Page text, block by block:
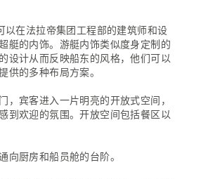
以在法拉帝集团工程部的建筑师和设
艇的内饰。游艇内饰类似度身定制的
设计从而反映船东的风格，他们可以
供的多种布局方案。
，宾客进入一片明亮的开放式空间，
到欢迎的氛围。开放空间包括餐区以
向厨房和船员舱的台阶。